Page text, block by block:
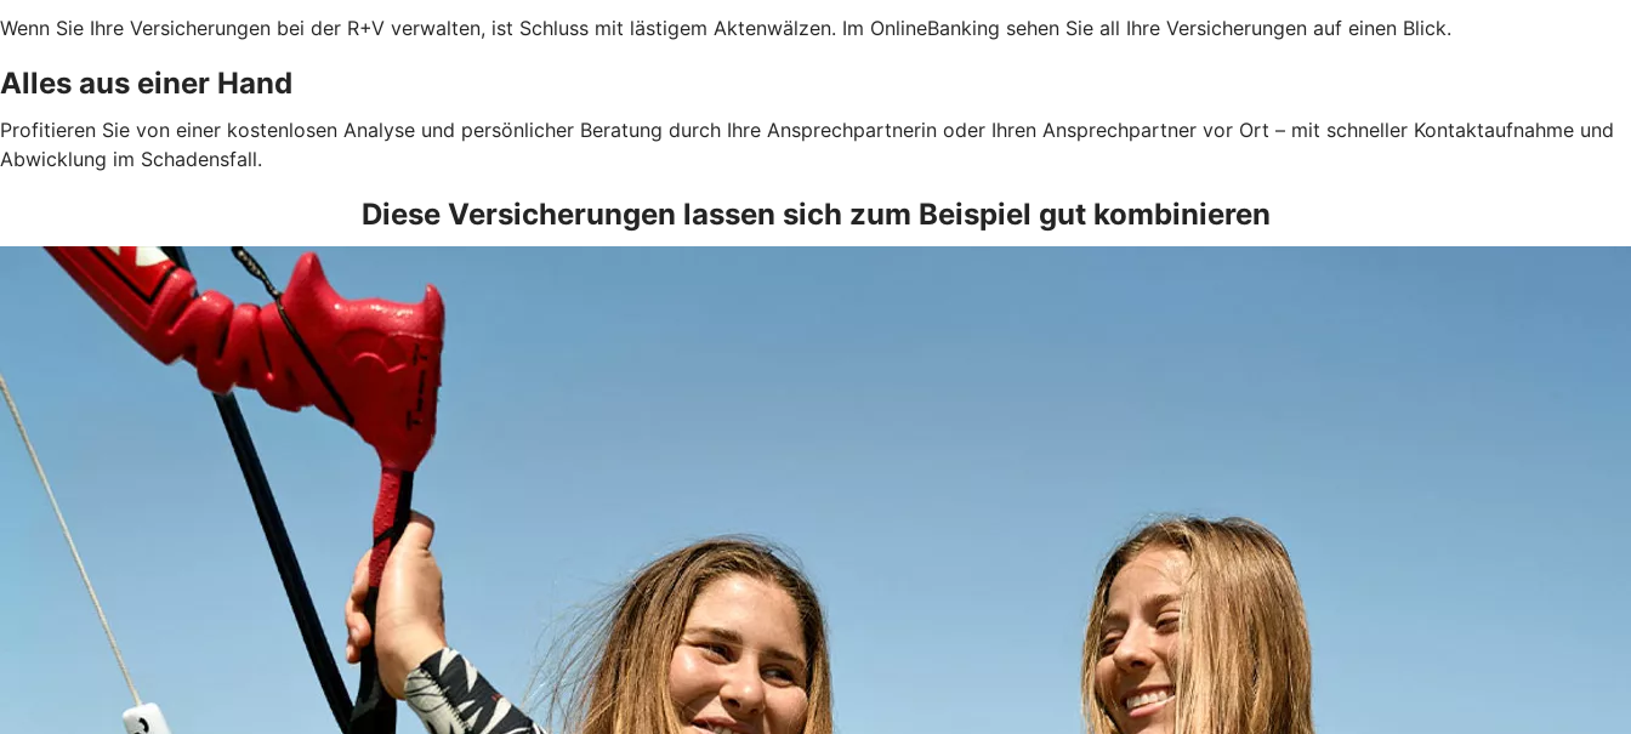
Wenn Sie Ihre Versicherungen bei der R+V verwalten, ist Schluss mit lästigem Aktenwälzen. Im OnlineBanking sehen Sie all Ihre Versicherungen auf einen Blick.
Alles aus einer Hand
Profitieren Sie von einer kostenlosen Analyse und persönlicher Beratung durch Ihre Ansprechpartnerin oder Ihren Ansprechpartner vor Ort – mit schneller Kontaktaufnahme und
Abwicklung im Schadensfall.
Diese Versicherungen lassen sich zum Beispiel gut kombinieren